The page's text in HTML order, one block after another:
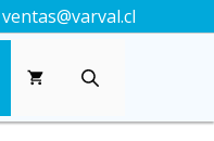
ventas@varval.cl